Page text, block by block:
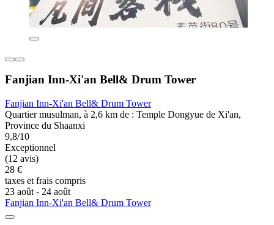
Fanjian Inn-Xi'an Bell& Drum Tower
Fanjian Inn-Xi'an Bell& Drum Tower
Quartier musulman, à 2,6 km de : Temple Dongyue de Xi'an,
Province du Shaanxi
9,8/10
Exceptionnel
(12 avis)
28 €
taxes et frais compris
23 août - 24 août
Fanjian Inn-Xi'an Bell& Drum Tower